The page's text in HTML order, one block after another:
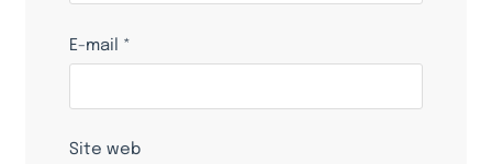
E-mail *
Site web